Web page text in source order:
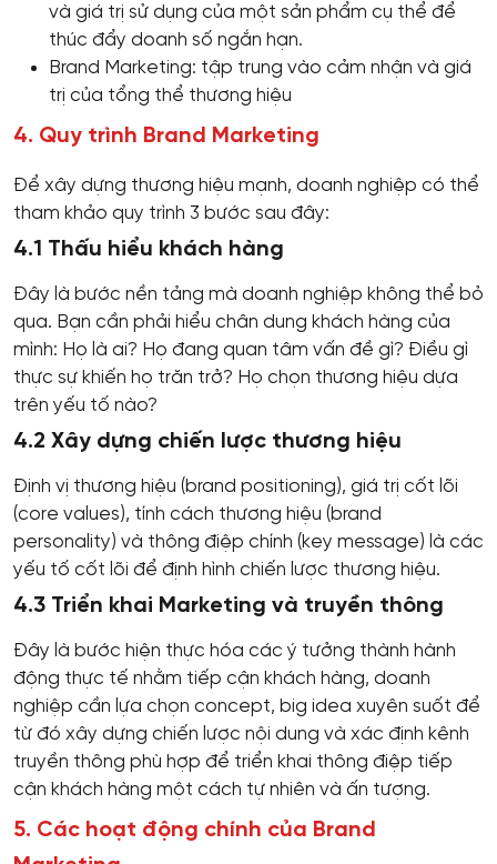
và giá trị sử dụng của một sản phẩm cụ thể để
thúc đẩy doanh số ngắn hạn.
Brand Marketing: tập trung vào cảm nhận và giá
trị của tổng thể thương hiệu
4. Quy trình Brand Marketing
Để xây dựng thương hiệu mạnh, doanh nghiệp có thể
tham khảo quy trình 3 bước sau đây:
4.1 Thấu hiểu khách hàng
Đây là bước nền tảng mà doanh nghiệp không thể bỏ
qua. Bạn cần phải hiểu chân dung khách hàng của
mình: Họ là ai? Họ đang quan tâm vấn đề gì? Điều gì
thực sự khiến họ trăn trở? Họ chọn thương hiệu dựa
trên yếu tố nào?
4.2 Xây dựng chiến lược thương hiệu
Định vị thương hiệu (brand positioning), giá trị cốt lõi
(core values), tính cách thương hiệu (brand
personality) và thông điệp chính (key message) là các
yếu tố cốt lõi để định hình chiến lược thương hiệu.
4.3 Triển khai Marketing và truyền thông
Đây là bước hiện thực hóa các ý tưởng thành hành
động thực tế nhằm tiếp cận khách hàng, doanh
nghiệp cần lựa chọn concept, big idea xuyên suốt để
từ đó xây dựng chiến lược nội dung và xác định kênh
truyền thông phù hợp để triển khai thông điệp tiếp
cận khách hàng một cách tự nhiên và ấn tượng.
5. Các hoạt động chính của Brand